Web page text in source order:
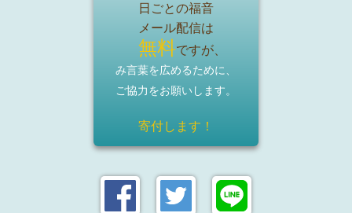
日ごとの福音
メール配信は
無料ですが、
み言葉を広めるために、
ご協力をお願いします。
寄付します！